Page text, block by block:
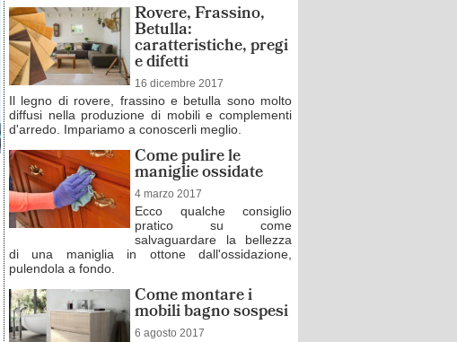
Rovere, Frassino,
Betulla:
caratteristiche, pregi
e difetti
16 dicembre 2017
Il legno di rovere, frassino e betulla sono molto
diffusi nella produzione di mobili e complementi
d'arredo. Impariamo a conoscerli meglio.
Come pulire le
maniglie ossidate
4 marzo 2017
Ecco qualche consiglio
pratico su come
salvaguardare la bellezza
di una maniglia in ottone dall'ossidazione,
pulendola a fondo.
Come montare i
mobili bagno sospesi
6 agosto 2017